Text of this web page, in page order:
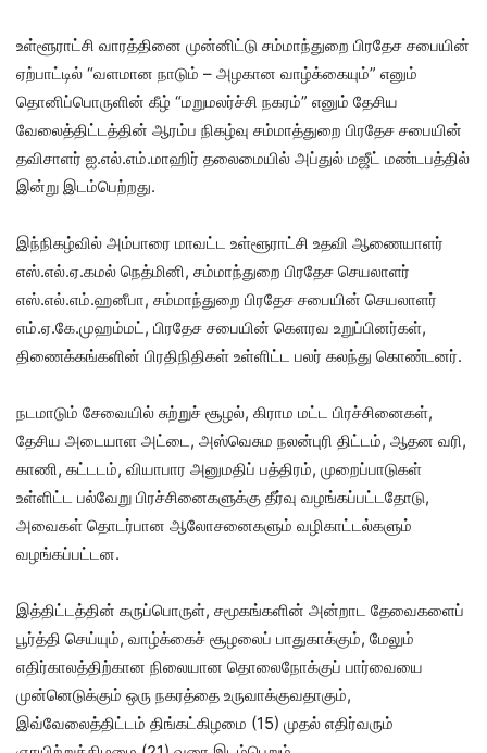
உள்ளூராட்சி வாரத்தினை முன்னிட்டு சம்மாந்துறை பிரதேச சபையின்
ஏற்பாட்டில் “வளமான நாடும் – அழகான வாழ்க்கையும்” எனும்
தொனிப்பொருளின் கீழ் “மறுமலர்ச்சி நகரம்” எனும் தேசிய
வேலைத்திட்டத்தின் ஆரம்ப நிகழ்வு சம்மாத்துறை பிரதேச சபையின்
தவிசாளர் ஐ.எல்.எம்.மாஹிர் தலைமையில் அப்துல் மஜீட் மண்டபத்தில்
இன்று இடம்பெற்றது.
இந்நிகழ்வில் அம்பாரை மாவட்ட உள்ளூராட்சி உதவி ஆணையாளர்
எஸ்.எல்.ஏ.கமல் நெத்மினி, சம்மாந்துறை பிரதேச செயலாளர்
எஸ்.எல்.எம்.ஹனீபா, சம்மாந்துறை பிரதேச சபையின் செயலாளர்
எம்.ஏ.கே.முஹம்மட், பிரதேச சபையின் கெளரவ உறுப்பினர்கள்,
திணைக்கங்களின் பிரதிநிதிகள் உள்ளிட்ட பலர் கலந்து கொண்டனர்.
நடமாடும் சேவையில் சுற்றுச் சூழல், கிராம மட்ட பிரச்சினைகள்,
தேசிய அடையாள அட்டை, அஸ்வெசும நலன்புரி திட்டம், ஆதன வரி,
காணி, கட்டடம், வியாபார அனுமதிப் பத்திரம், முறைப்பாடுகள்
உள்ளிட்ட பல்வேறு பிரச்சினைகளுக்கு தீர்வு வழங்கப்பட்டதோடு,
அவைகள் தொடர்பான ஆலோசனைகளும் வழிகாட்டல்களும்
வழங்கப்பட்டன.
இத்திட்டத்தின் கருப்பொருள், சமூகங்களின் அன்றாட தேவைகளைப்
பூர்த்தி செய்யும், வாழ்க்கைச் சூழலைப் பாதுகாக்கும், மேலும்
எதிர்காலத்திற்கான நிலையான தொலைநோக்குப் பார்வையை
முன்னெடுக்கும் ஒரு நகரத்தை உருவாக்குவதாகும்,
இவ்வேலைத்திட்டம் திங்கட்கிழமை (15) முதல் எதிர்வரும்